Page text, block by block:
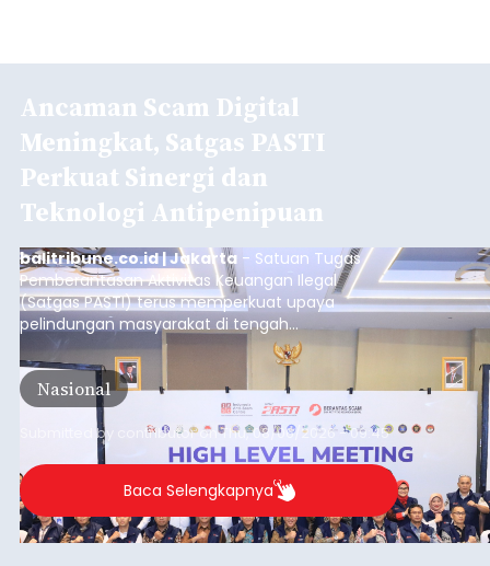
Ancaman Scam Digital
Meningkat, Satgas PASTI
Perkuat Sinergi dan
Teknologi Antipenipuan
balitribune.co.id | Jakarta - Satuan Tugas
Pemberantasan Aktivitas Keuangan Ilegal
(Satgas PASTI) terus memperkuat upaya
pelindungan masyarakat di tengah
meningkatnya ancaman penipuan digital yang
semakin kompleks.
Nasional
Submitted by contributoronThu, 08/06/2026 - 09:45
Baca Selengkapnya